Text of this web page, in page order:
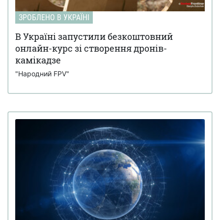
ЗРОБЛЕНО В УКРАЇНІ
В Україні запустили безкоштовний
онлайн-курс зі створення дронів-
камікадзе
"Народний FPV"